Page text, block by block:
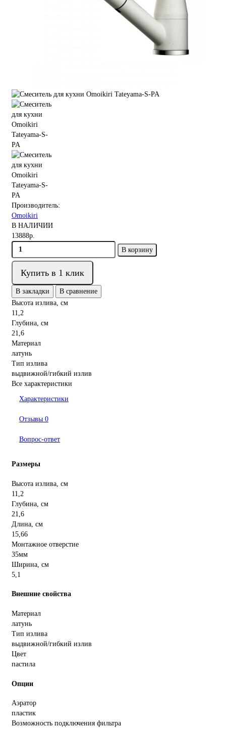
Производитель:
Omoikiri
В НАЛИЧИИ
13888р.
В корзину
Купить в 1 клик
В закладки
В сравнение
Высота излива, см
11,2
Глубина, см
21,6
Материал
латунь
Тип излива
выдвижной/гибкий излив
Все характеристики
Характеристики
Отзывы 0
Вопрос-ответ
Размеры
Высота излива, см
11,2
Глубина, см
21,6
Длина, см
15,66
Монтажное отверстие
35мм
Ширина, см
5,1
Внешние свойства
Материал
латунь
Тип излива
выдвижной/гибкий излив
Цвет
пастила
Опции
Аэратор
пластик
Возможность подключения фильтра